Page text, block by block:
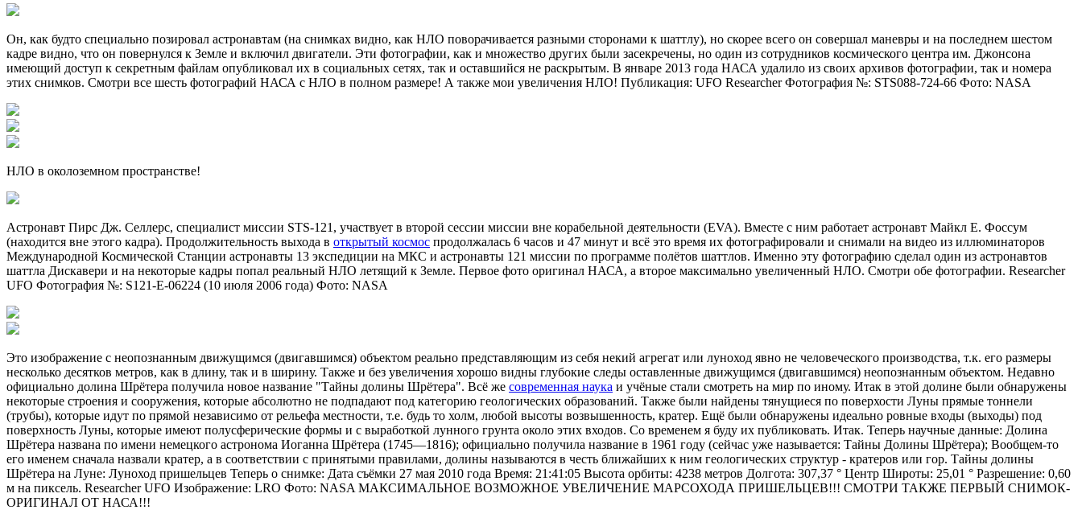
Он, как будто специально позировал астронавтам (на снимках видно, как НЛО поворачивается разными сторонами к шаттлу), но скорее всего он совершал маневры и на последнем шестом
кадре видно, что он повернулся к Земле и включил двигатели. Эти фотографии, как и множество других были засекречены, но один из сотрудников космического центра им. Джонсона
имеющий доступ к секретным файлам опубликовал их в социальных сетях, так и оставшийся не раскрытым. В январе 2013 года НАСА удалило из своих архивов фотографии, так и номера
этих снимков. Смотри все шесть фотографий НАСА с НЛО в полном размере! А также мои увеличения НЛО! Публикация: UFO Researcher Фотография №: STS088-724-66 Фото: NASA
НЛО в околоземном пространстве!
Астронавт Пирс Дж. Селлерс, специалист миссии STS-121, участвует в второй сессии миссии вне корабельной деятельности (EVA). Вместе с ним работает астронавт Майкл Е. Фоссум
(находится вне этого кадра). Продолжительность выхода в открытый космос продолжалась 6 часов и 47 минут и всё это время их фотографировали и снимали на видео из иллюминаторов
Международной Космической Станции астронавты 13 экспедиции на МКС и астронавты 121 миссии по программе полётов шаттлов. Именно эту фотографию сделал один из астронавтов
шаттла Дискавери и на некоторые кадры попал реальный НЛО летящий к Земле. Первое фото оригинал НАСА, а второе максимально увеличенный НЛО. Смотри обе фотографии. Researcher
UFO Фотография №: S121-E-06224 (10 июля 2006 года) Фото: NASA
Это изображение с неопознанным движущимся (двигавшимся) объектом реально представляющим из себя некий агрегат или луноход явно не человеческого производства, т.к. его размеры
несколько десятков метров, как в длину, так и в ширину. Также и без увеличения хорошо видны глубокие следы оставленные движущимся (двигавшимся) неопознанным объектом. Недавно
официально долина Шрётера получила новое название "Тайны долины Шрётера". Всё же современная наука и учёные стали смотреть на мир по иному. Итак в этой долине были обнаружены
некоторые строения и сооружения, которые абсолютно не подпадают под категорию геологических образований. Также были найдены тянущиеся по поверхости Луны прямые тоннели
(трубы), которые идут по прямой независимо от рельефа местности, т.е. будь то холм, любой высоты возвышенность, кратер. Ещё были обнаружены идеально ровные входы (выходы) под
поверхность Луны, которые имеют полусферические формы и с выработкой лунного грунта около этих входов. Со временем я буду их публиковать. Итак. Теперь научные данные: Долина
Шрётера названа по имени немецкого астронома Иоганна Шрётера (1745—1816); официально получила название в 1961 году (сейчас уже называется: Тайны Долины Шрётера); Вообщем-то
его именем сначала назвали кратер, а в соответствии с принятыми правилами, долины называются в честь ближайших к ним геологических структур - кратеров или гор. Тайны долины
Шрётера на Луне: Луноход пришельцев Теперь о снимке: Дата съёмки 27 мая 2010 года Время: 21:41:05 Высота орбиты: 4238 метров Долгота: 307,37 ° Центр Широты: 25,01 ° Разрешение: 0,60
м на пиксель. Researcher UFO Изображение: LRO Фото: NASA МАКСИМАЛЬНОЕ ВОЗМОЖНОЕ УВЕЛИЧЕНИЕ МАРСОХОДА ПРИШЕЛЬЦЕВ!!! СМОТРИ ТАКЖЕ ПЕРВЫЙ СНИМОК-
ОРИГИНАЛ ОТ НАСА!!!